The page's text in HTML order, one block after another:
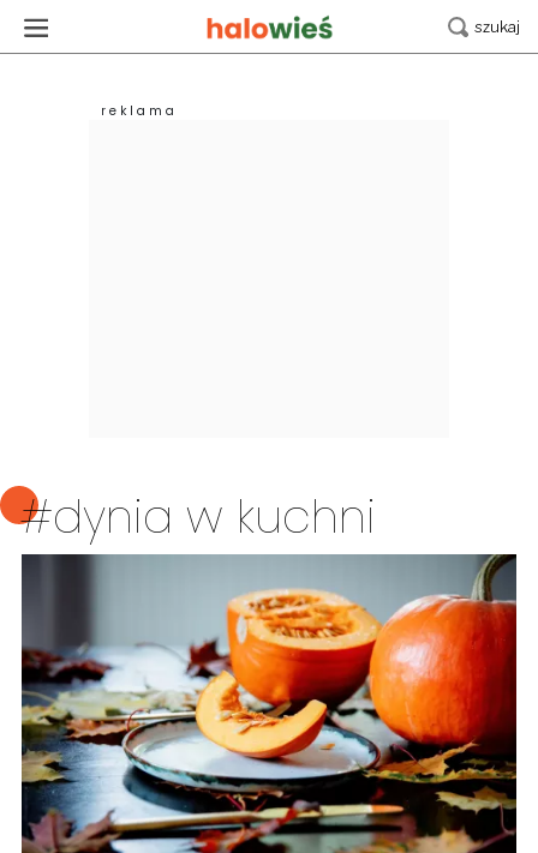
#dynia w kuchni